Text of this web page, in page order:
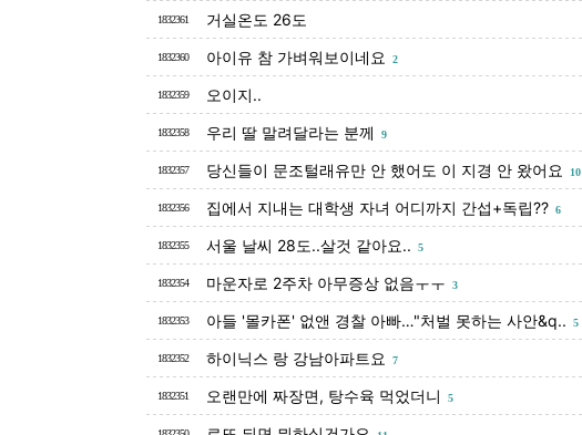
1832361 거실온도 26도
1832360 아이유 참 가벼워보이네요 2
1832359 오이지..
1832358 우리 딸 말려달라는 분께 9
1832357 당신들이 문조털래유만 안 했어도 이 지경 안 왔어요 10
1832356 집에서 지내는 대학생 자녀 어디까지 간섭+독립?? 6
1832355 서울 날씨 28도..살것 같아요.. 5
1832354 마운자로 2주차 아무증상 없음ㅜㅜ 3
1832353 아들 '몰카폰' 없앤 경찰 아빠…"처벌 못하는 사안&q.. 5
1832352 하이닉스 랑 강남아파트요 7
1832351 오랜만에 짜장면, 탕수육 먹었더니 5